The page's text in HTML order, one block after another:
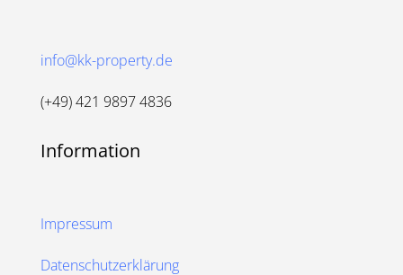
info@kk-property.de
(+49) 421 9897 4836
Information
Impressum
Datenschutzerklärung